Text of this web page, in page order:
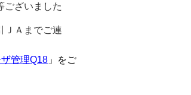
ございました
ＪＡまでご連
管理Q18 」をご